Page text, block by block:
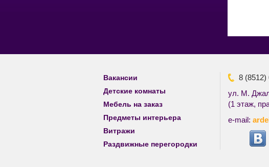
Вакансии
Детские комнаты
Мебель на заказ
Предметы интерьера
Витражи
Раздвижные перегородки
8 (8512)
ул. М.
(1 этаж,
e-mail: